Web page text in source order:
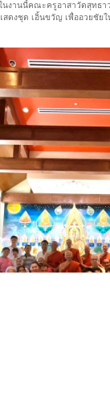
งานนี้คณะครูอาสาวัดสุทธา
ดงชุด เอิ้นขวัญ เพื่ออวยชั